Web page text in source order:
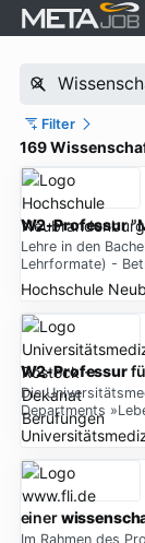
Filter
169
W2-Professur
Lehre in den
Lehrformate) -
Hochschule
W2-Professur
Die
Departments
einer
Im Rahmen des